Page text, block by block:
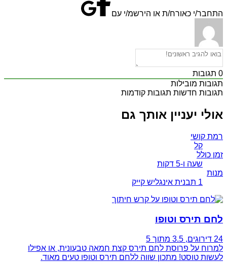
התחבר/י כאורח/ת או הירשמ/י עם
0 תגובות
תגובות מובילות
תגובות חדשות תגובות קודמות
אולי יעניין אותך גם
רמת קושי
קל
זמן כולל
שעה ו-5 דקות
מנות
1 תבנית אינגליש קייק
לחם תירס וטופו
24 דירוגים
, 3.5 מתוך 5
למרוח על פרוסת לחם תירס קצת חמאה טבעונית, או אפילו
לעשות טוסט! מתכון שווה ללחם תירס וטופו טעים מאוד.